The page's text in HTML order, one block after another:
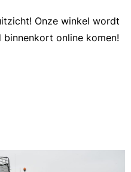
Onze winkel wordt
online komen!